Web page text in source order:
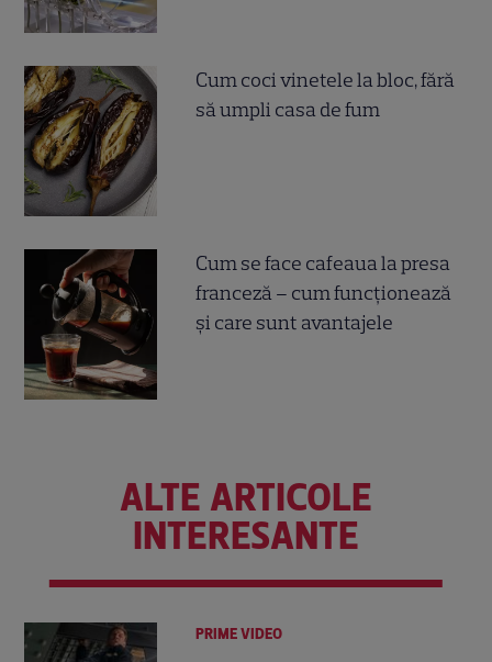
Cum coci vinetele la bloc, fără
să umpli casa de fum
Cum se face cafeaua la presa
franceză – cum funcționează
și care sunt avantajele
ALTE ARTICOLE
INTERESANTE
PRIME VIDEO